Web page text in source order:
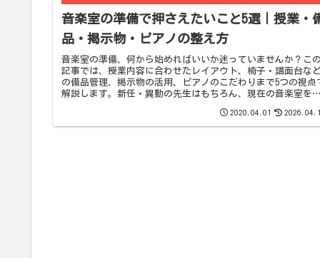
音楽室の準備で押さえたいこと5選｜授業・
品・掲示物・ピアノの整え方
音楽室の準備、何から始めればいいか迷っていませんか？この
記事では、授業内容に合わせたレイアウト、椅子・譜面台な
の備品管理、掲示物の活用、ピアノのこだわりまで5つの視点
解説します。新任・異動の先生はもちろん、現在の音楽室を見
2020.04.01